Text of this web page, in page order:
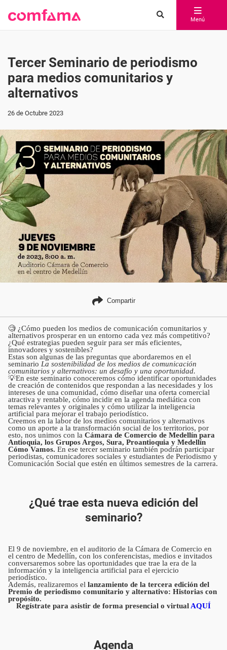
Menú
Tercer Seminario de periodismo
para medios comunitarios y
alternativos
26 de Octubre 2023
Compartir
🧐 ¿Cómo pueden los medios de comunicación comunitarios y
alternativos prosperar en un entorno cada vez más competitivo?
¿Qué estrategias pueden seguir para ser más eficientes,
innovadores y sostenibles?
Estas son algunas de las preguntas que abordaremos en el
seminario La sostenibilidad de los medios de comunicación
comunitarios y alternativos: un desafío y una oportunidad.
💡En este seminario conoceremos cómo identificar oportunidades
de creación de contenidos que respondan a las necesidades y los
intereses de una comunidad, cómo diseñar una oferta comercial
atractiva y rentable, cómo incidir en la agenda mediática con
temas relevantes y originales y cómo utilizar la inteligencia
artificial para mejorar el trabajo periodístico.
Creemos en la labor de los medios comunitarios y alternativos
como un aporte a la transformación social de los territorios, por
esto, nos unimos con la Cámara de Comercio de Medellín para
Antioquia, los Grupos Argos, Sura, Proantioquia y Medellín
Cómo Vamos. En ese tercer seminario también podrán participar
periodistas, comunicadores sociales y estudiantes de Periodismo y
Comunicación Social que estén en últimos semestres de la carrera.
¿Qué trae esta nueva edición del
seminario?
El 9 de noviembre, en el auditorio de la Cámara de Comercio en
el centro de Medellín, con los conferencistas, medios e invitados
conversaremos sobre las oportunidades que trae la era de la
información y la inteligencia artificial para el ejercicio
periodístico.
Además, realizaremos el lanzamiento de la tercera edición del
Premio de periodismo comunitario y alternativo: Historias con
propósito.
Regístrate para asistir de forma presencial o virtualAQUÍ
Agenda